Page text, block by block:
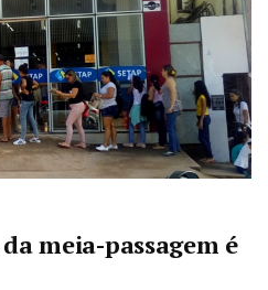
meia-passagem é